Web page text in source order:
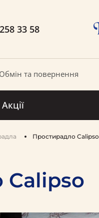
33 58
Обмін та повернення
Акції
Простирадло Calipso
Calipso